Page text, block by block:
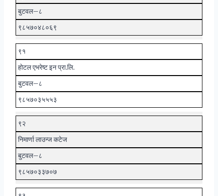
बुटवल–८
९८५७०४८०६९
९१
होटल एभरेष्ट इन प्रा.लि.
बुटवल–८
९८५७०३५५५३
९२
निमार्णा लाउन्ज कटेज
बुटवल–८
९८५७०३३७०७